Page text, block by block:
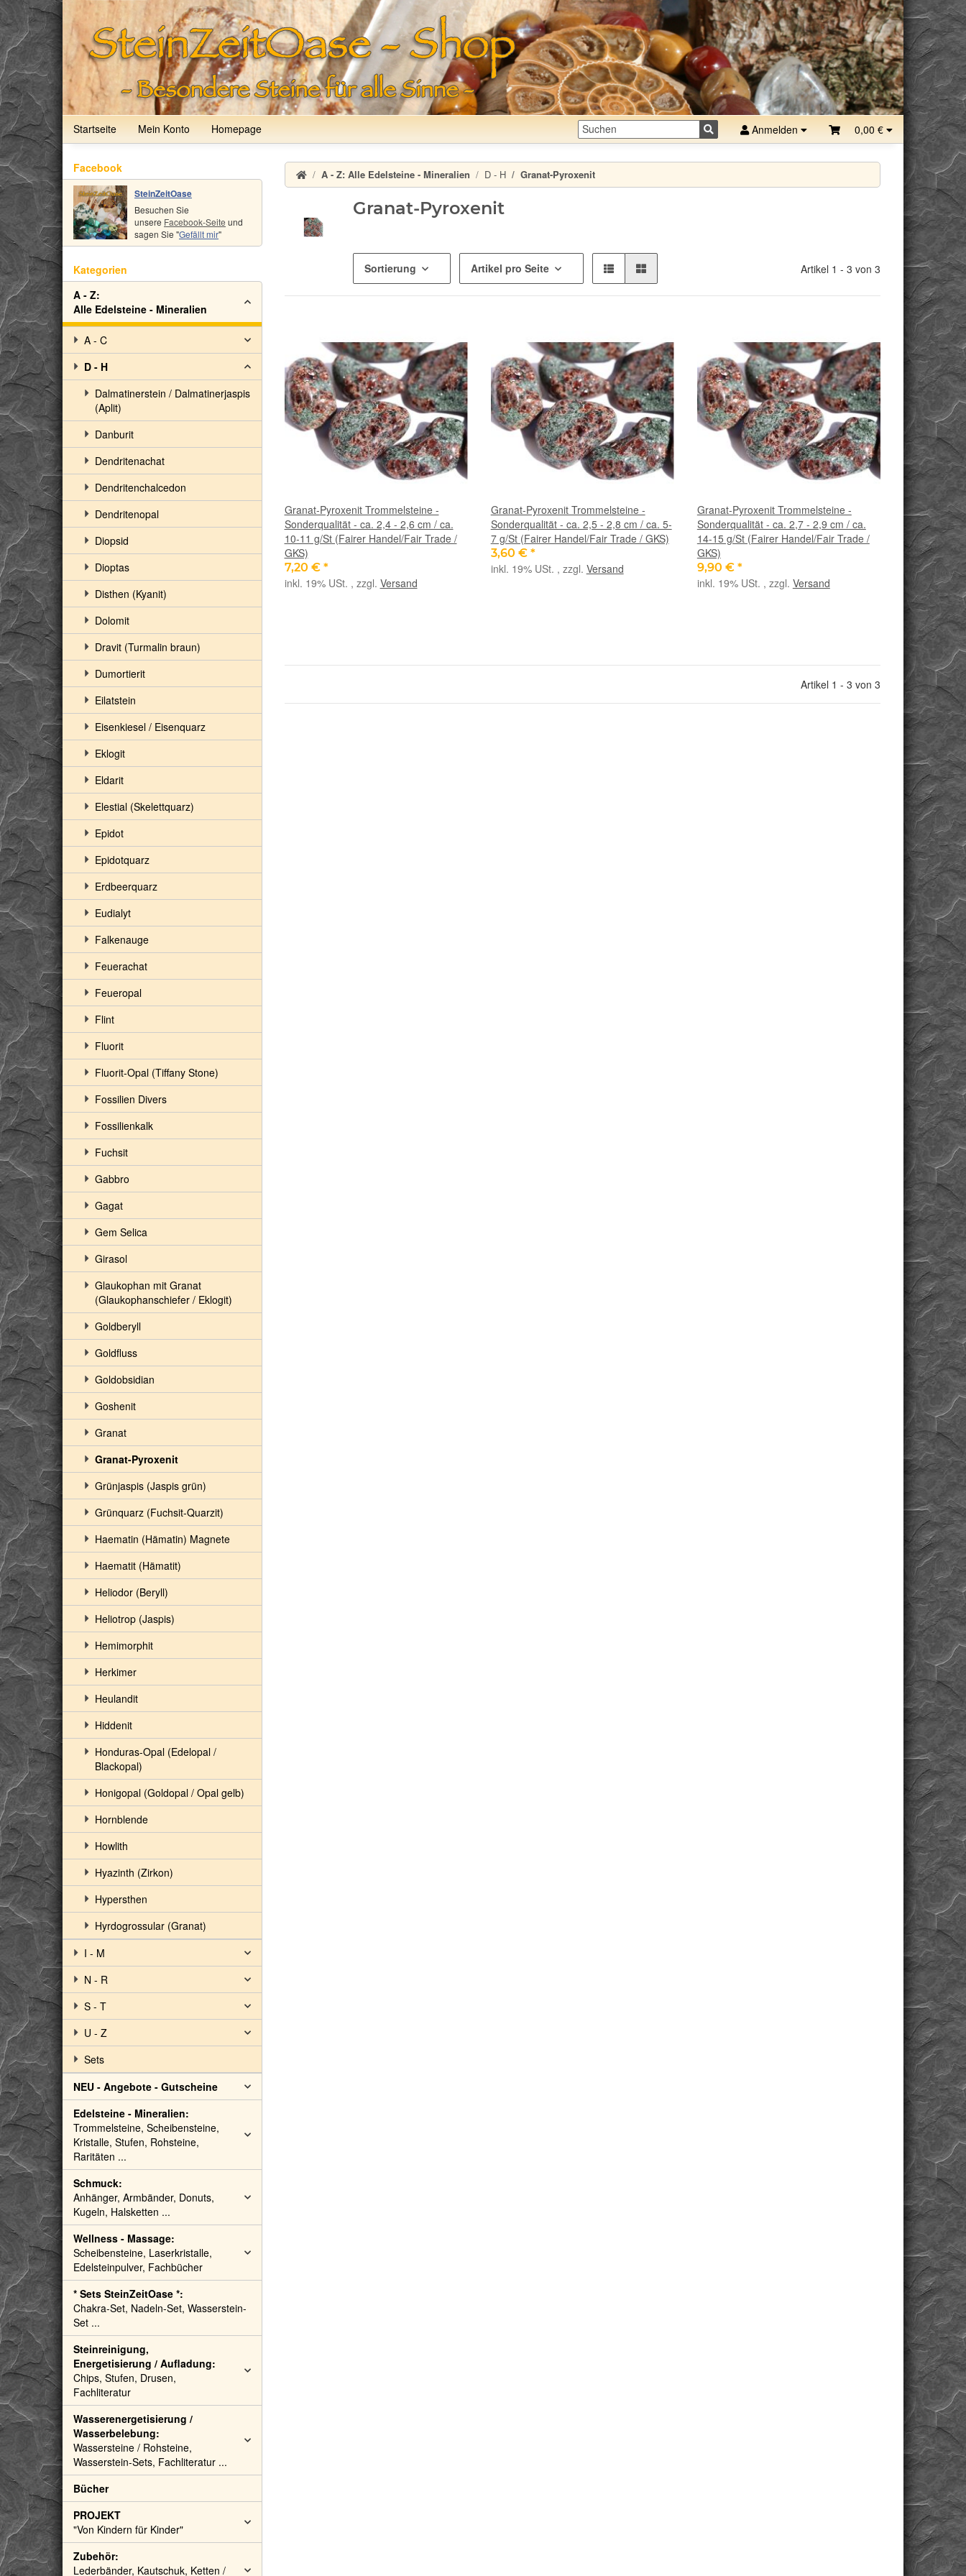
Startseite Mein Konto Homepage Anmelden 0,00 €
A - Z: Alle Edelsteine - Mineralien D - H Granat-Pyroxenit
Granat-Pyroxenit
Sortierung Artikel pro Seite Artikel 1 - 3 von 3
Granat-Pyroxenit Trommelsteine -
Sonderqualität - ca. 2,4 - 2,6 cm / ca.
10-11 g/St (Fairer Handel/Fair Trade /
GKS)
7,20 € *
inkl. 19% USt. , zzgl. Versand
Granat-Pyroxenit Trommelsteine -
Sonderqualität - ca. 2,5 - 2,8 cm / ca. 5-
7 g/St (Fairer Handel/Fair Trade / GKS)
3,60 € *
inkl. 19% USt. , zzgl. Versand
Granat-Pyroxenit Trommelsteine -
Sonderqualität - ca. 2,7 - 2,9 cm / ca.
14-15 g/St (Fairer Handel/Fair Trade /
GKS)
9,90 € *
inkl. 19% USt. , zzgl. Versand
Artikel 1 - 3 von 3
Facebook
SteinZeitOase
Besuchen Sie
unsere Facebook-Seite und
sagen Sie "Gefällt mir"
Kategorien
A - Z:
Alle Edelsteine - Mineralien
A - C
D - H
Dalmatinerstein / Dalmatinerjaspis
(Aplit)
Danburit
Dendritenachat
Dendritenchalcedon
Dendritenopal
Diopsid
Dioptas
Disthen (Kyanit)
Dolomit
Dravit (Turmalin braun)
Dumortierit
Eilatstein
Eisenkiesel / Eisenquarz
Eklogit
Eldarit
Elestial (Skelettquarz)
Epidot
Epidotquarz
Erdbeerquarz
Eudialyt
Falkenauge
Feuerachat
Feueropal
Flint
Fluorit
Fluorit-Opal (Tiffany Stone)
Fossilien Divers
Fossilienkalk
Fuchsit
Gabbro
Gagat
Gem Selica
Girasol
Glaukophan mit Granat
(Glaukophanschiefer / Eklogit)
Goldberyll
Goldfluss
Goldobsidian
Goshenit
Granat
Granat-Pyroxenit
Grünjaspis (Jaspis grün)
Grünquarz (Fuchsit-Quarzit)
Haematin (Hämatin) Magnete
Haematit (Hämatit)
Heliodor (Beryll)
Heliotrop (Jaspis)
Hemimorphit
Herkimer
Heulandit
Hiddenit
Honduras-Opal (Edelopal /
Blackopal)
Honigopal (Goldopal / Opal gelb)
Hornblende
Howlith
Hyazinth (Zirkon)
Hypersthen
Hyrdogrossular (Granat)
I - M
N - R
S - T
U - Z
Sets
NEU - Angebote - Gutscheine
Edelsteine - Mineralien:
Trommelsteine, Scheibensteine,
Kristalle, Stufen, Rohsteine,
Raritäten ...
Schmuck:
Anhänger, Armbänder, Donuts,
Kugeln, Halsketten ...
Wellness - Massage:
Scheibensteine, Laserkristalle,
Edelsteinpulver, Fachbücher
* Sets SteinZeitOase *:
Chakra-Set, Nadeln-Set, Wasserstein-
Set ...
Steinreinigung,
Energetisierung / Aufladung:
Chips, Stufen, Drusen,
Fachliteratur
Wasserenergetisierung /
Wasserbelebung:
Wassersteine / Rohsteine,
Wasserstein-Sets, Fachliteratur ...
Bücher
PROJEKT
"Von Kindern für Kinder"
Zubehör:
Lederbänder, Kautschuk, Ketten /